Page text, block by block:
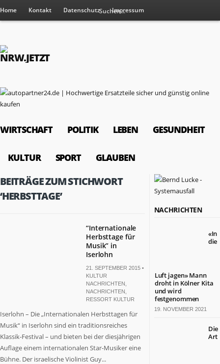
Home Kontakt Datenschutz Impressum
WIRTSCHAFT POLITIK LEBEN GESUNDHEIT
KULTUR SPORT GLAUBEN
BEITRÄGE ZUM STICHWORT
‘HERBSTTAGE’
“Internationale
Herbsttage für
Musik” in
Iserlohn
21. SEPTEMBER 2015 •
KULTUR
NACHRICHTEN
NACHRICHTEN
RESSORT KULTUR
Iserlohn – Die „Internationalen Herbsttagen für
Musik“ in Iserlohn sind ein traditionsreiches
Klassik-Festival – und bieten bei der diesjährigen
Auflage einem internationalen Star-Musiker eine
Bühne. Der israelische Violinist Guy...
NACHRICHTEN
«In
die
Luft jagen» Mann
droht in Kölner Kita
und wird
festgenommen
19. NOVEMBER 2021
Die
Art